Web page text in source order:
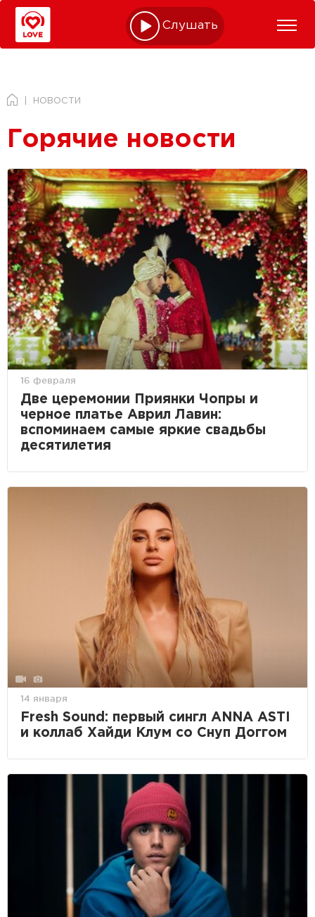
Слушать online
НОВОСТИ
Горячие новости
16 февраля
Две церемонии Приянки Чопры и
черное платье Аврил Лавин:
вспоминаем самые яркие свадьбы
десятилетия
14 января
Fresh Sound: первый сингл ANNA ASTI
и коллаб Хайди Клум со Снуп Доггом